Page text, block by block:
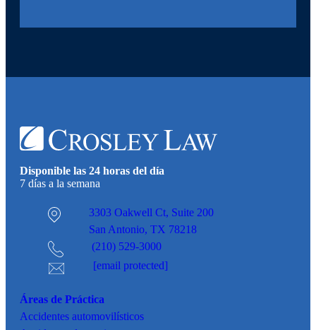
Disponible las 24 horas del día
7 días a la semana
3303 Oakwell Ct, Suite 200
San Antonio, TX 78218
(210) 529-3000
[email protected]
Áreas de Práctica
Accidentes automovilísticos